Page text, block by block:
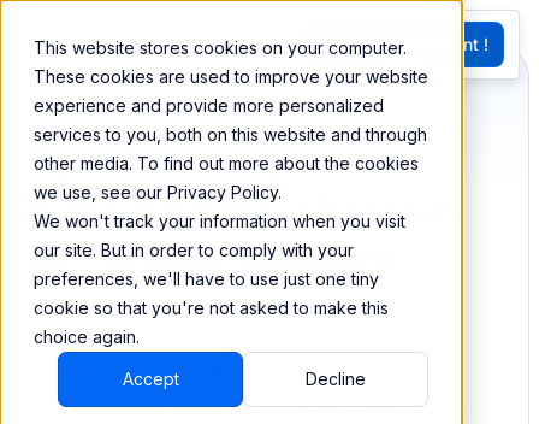
This website stores cookies on your computer.
These cookies are used to improve your website
experience and provide more personalized
services to you, both on this website and through
other media. To find out more about the cookies
we use, see our Privacy Policy.
We won't track your information when you visit
our site. But in order to comply with your
preferences, we'll have to use just one tiny
cookie so that you're not asked to make this
choice again.
Accept Decline
EN
G
Essayez Maintenant !
Synchronisez et
combinez vos données
de Google Calendar
BEEM vous permet de charger vos
données à partir deGoogle Calendar